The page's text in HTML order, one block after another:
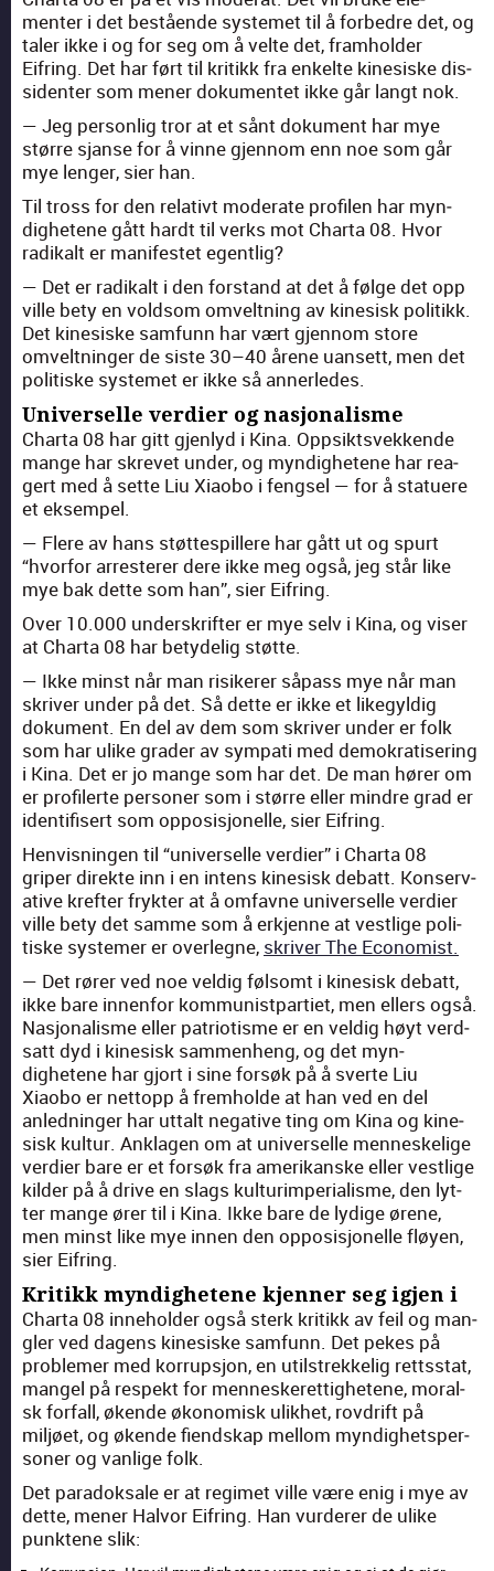
menter i det bestående sys­temet til å forbedre det, og
taler ikke i og for seg om å velte det, framhold­er
Eifring. Det har ført til kri­tikk fra enkelte kine­siske dis­
si­den­ter som men­er doku­mentet ikke går langt nok.
— Jeg per­son­lig tror at et sånt doku­ment har mye
større sjanse for å vinne gjen­nom enn noe som går
mye lenger, sier han.
Til tross for den rel­a­tivt mod­er­ate pro­filen har myn­
dighetene gått hardt til verks mot Char­ta 08. Hvor
radikalt er man­i­festet egentlig?
— Det er radikalt i den for­stand at det å følge det opp
ville bety en vold­som omvelt­ning av kine­sisk poli­tikk.
Det kine­siske sam­funn har vært gjen­nom store
omvelt­ninger de siste 30–40 årene uansett, men det
poli­tiske sys­temet er ikke så annerledes.
Universelle verdier og nasjonalisme
Char­ta 08 har gitt gjen­lyd i Kina. Opp­sik­tsvekkende
mange har skrevet under, og myn­dighetene har rea­
gert med å sette Liu Xiaobo i fengsel — for å stat­uere
et eksem­pel.
— Flere av hans støtte­spillere har gått ut og spurt
“hvor­for arrester­er dere ikke meg også, jeg står like
mye bak dette som han”, sier Eifring.
Over 10.000 under­skrifter er mye selv i Kina, og vis­er
at Char­ta 08 har bety­delig støtte.
— Ikke minst når man risik­er­er såpass mye når man
skriv­er under på det. Så dette er ikke et lik­egyldig
doku­ment. En del av dem som skriv­er under er folk
som har ulike grad­er av sym­pa­ti med demokra­tis­er­ing
i Kina. Det er jo mange som har det. De man hør­er om
er pro­fil­erte per­son­er som i større eller min­dre grad er
iden­ti­fis­ert som oppo­sisjonelle, sier Eifring.
Hen­vis­nin­gen til “uni­verselle verdier” i Char­ta 08
griper direk­te inn i en intens kine­sisk debatt. Kon­ser­v­
a­tive krefter fryk­ter at å omfavne uni­verselle verdier
ville bety det samme som å erk­jenne at vestlige poli­
tiske sys­te­mer er over­leg­ne, skriv­er The Econ­o­mist.
— Det rør­er ved noe veldig føl­somt i kine­sisk debatt,
ikke bare innen­for kom­mu­nist­par­ti­et, men ellers også.
Nasjon­al­isme eller patri­o­tisme er en veldig høyt verd­
satt dyd i kine­sisk sam­men­heng, og det myn­
dighetene har gjort i sine forsøk på å sverte Liu
Xiaobo er net­topp å fremholde at han ved en del
anled­ninger har uttalt neg­a­tive ting om Kina og kine­
sisk kul­tur. Ankla­gen om at uni­verselle men­neske­lige
verdier bare er et forsøk fra amerikanske eller vestlige
kilder på å dri­ve en slags kul­turimpe­ri­al­isme, den lyt­
ter mange ører til i Kina. Ikke bare de lydi­ge ørene,
men minst like mye innen den oppo­sisjonelle fløyen,
sier Eifring.
Kritikk myndighetene kjenner seg igjen i
Char­ta 08 innehold­er også sterk kri­tikk av feil og man­
gler ved dagens kine­siske sam­funn. Det pekes på
prob­le­mer med kor­rup­sjon, en util­strekke­lig retts­stat,
man­gel på respekt for men­neskerettighetene, moral­
sk for­fall, økende økonomisk ulikhet, rov­drift på
miljøet, og økende fiend­skap mel­lom myn­dighetsper­
son­er og van­lige folk.
Det paradok­sale er at regimet ville være enig i mye av
dette, men­er Halvor Eifring. Han vur­der­er de ulike
punk­tene slik: